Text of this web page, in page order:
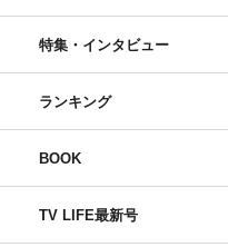
特集・インタビュー
ランキング
BOOK
TV LIFE最新号